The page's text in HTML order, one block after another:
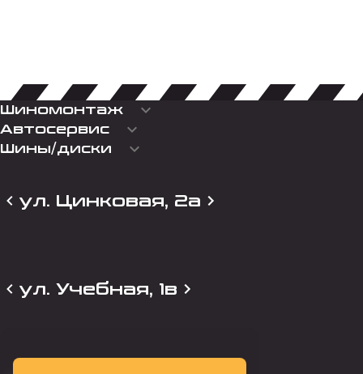
Шиномонтаж keyboard_arrow_down
Автосервис keyboard_arrow_down
Шины/диски keyboard_arrow_down
ул. Цинковая, 2а
ул. Учебная, 1в